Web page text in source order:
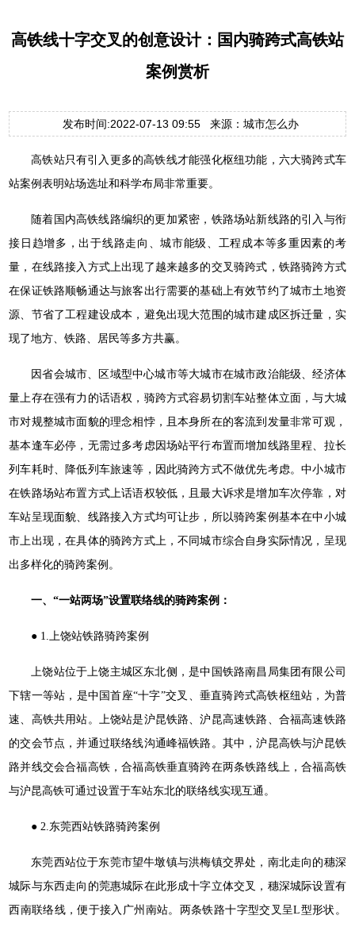
高铁线十字交叉的创意设计：国内骑跨式高铁站
案例赏析
发布时间:2022-07-13 09:55 来源：城市怎么办
高铁站只有引入更多的高铁线才能强化枢纽功能，六大骑跨式车
站案例表明站场选址和科学布局非常重要。
随着国内高铁线路编织的更加紧密，铁路场站新线路的引入与衔
接日趋增多，出于线路走向、城市能级、工程成本等多重因素的考
量，在线路接入方式上出现了越来越多的交叉骑跨式，铁路骑跨方式
在保证铁路顺畅通达与旅客出行需要的基础上有效节约了城市土地资
源、节省了工程建设成本，避免出现大范围的城市建成区拆迁量，实
现了地方、铁路、居民等多方共赢。
因省会城市、区域型中心城市等大城市在城市政治能级、经济体
量上存在强有力的话语权，骑跨方式容易切割车站整体立面，与大城
市对规整城市面貌的理念相悖，且本身所在的客流到发量非常可观，
基本逢车必停，无需过多考虑因场站平行布置而增加线路里程、拉长
列车耗时、降低列车旅速等，因此骑跨方式不做优先考虑。中小城市
在铁路场站布置方式上话语权较低，且最大诉求是增加车次停靠，对
车站呈现面貌、线路接入方式均可让步，所以骑跨案例基本在中小城
市上出现，在具体的骑跨方式上，不同城市综合自身实际情况，呈现
出多样化的骑跨案例。
一、“一站两场”设置联络线的骑跨案例：
● 1.上饶站铁路骑跨案例
上饶站位于上饶主城区东北侧，是中国铁路南昌局集团有限公司
下辖一等站，是中国首座“十字”交叉、垂直骑跨式高铁枢纽站，为普
速、高铁共用站。上饶站是沪昆铁路、沪昆高速铁路、合福高速铁路
的交会节点，并通过联络线沟通峰福铁路。其中，沪昆高铁与沪昆铁
路并线交会合福高铁，合福高铁垂直骑跨在两条铁路线上，合福高铁
与沪昆高铁可通过设置于车站东北的联络线实现互通。
● 2.东莞西站铁路骑跨案例
东莞西站位于东莞市望牛墩镇与洪梅镇交界处，南北走向的穗深
城际与东西走向的莞惠城际在此形成十字立体交叉，穗深城际设置有
西南联络线，便于接入广州南站。两条铁路十字型交叉呈L型形状。